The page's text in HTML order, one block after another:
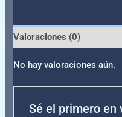
Valoraciones (0)
No hay valoraciones aún.
Sé el primero en